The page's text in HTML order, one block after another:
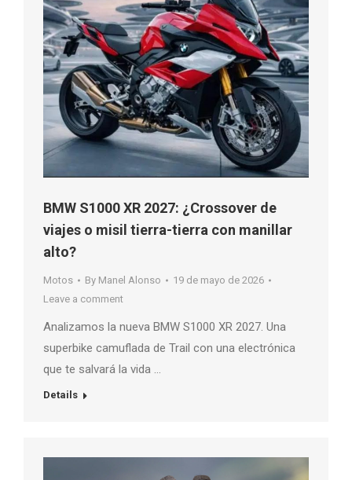
BMW S1000 XR 2027: ¿Crossover de
viajes o misil tierra-tierra con manillar
alto?
Motos By Manel Alonso
19 de mayo de 2026
Leave a comment
Analizamos la nueva BMW S1000 XR 2027. Una
superbike camuflada de Trail con una electrónica
que te salvará la vida …
Details